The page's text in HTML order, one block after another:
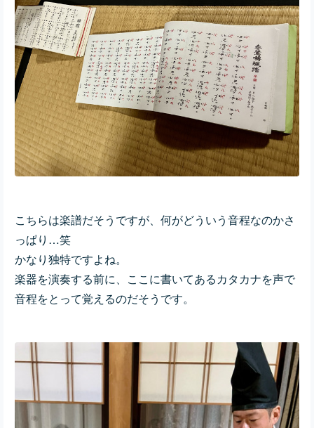
こちらは楽譜だそうですが、何がどういう音程なのかさ
っぱり…笑
かなり独特ですよね。
楽器を演奏する前に、ここに書いてあるカタカナを声で
音程をとって覚えるのだそうです。